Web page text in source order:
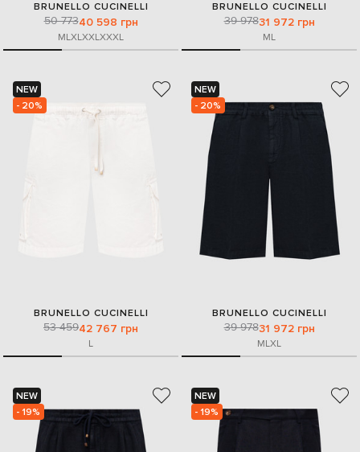
BRUNELLO CUCINELLI
50 77340 598 грн
MLXLXXLXXXL
BRUNELLO CUCINELLI
39 97831 972 грн
ML
NEW
- 20%
BRUNELLO CUCINELLI
53 45942 767 грн
L
NEW
- 20%
BRUNELLO CUCINELLI
39 97831 972 грн
MLXL
NEW
- 19%
NEW
- 19%